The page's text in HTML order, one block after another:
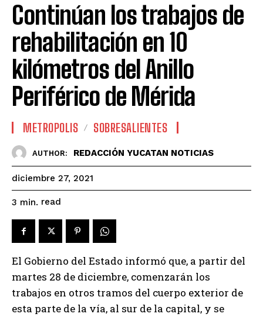
Continúan los trabajos de
rehabilitación en 10
kilómetros del Anillo
Periférico de Mérida
METROPOLIS SOBRESALIENTES
AUTHOR: REDACCIÓN YUCATAN NOTICIAS
diciembre 27, 2021
3 min. read
El Gobierno del Estado informó que, a partir del
martes 28 de diciembre, comenzarán los
trabajos en otros tramos del cuerpo exterior de
esta parte de la vía, al sur de la capital, y se